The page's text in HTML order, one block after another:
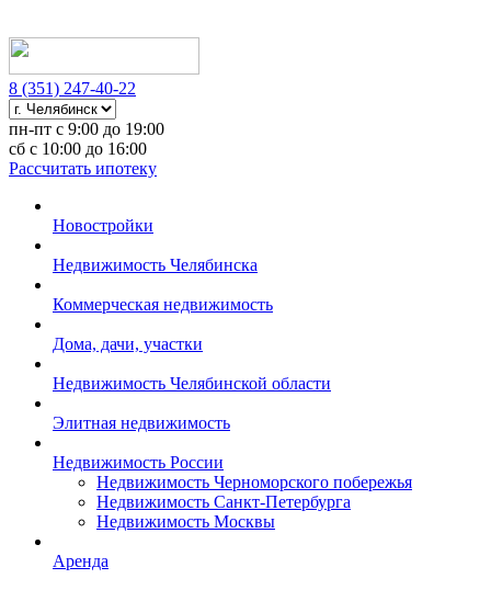
8 (351) 247-40-22
пн-пт с 9:00 до 19:00
сб с 10:00 до 16:00
Рассчитать ипотеку
Новостройки
Недвижимость Челябинска
Коммерческая недвижимость
Дома, дачи, участки
Недвижимость Челябинской области
Элитная недвижимость
Недвижимость России
Недвижимость Черноморского побережья
Недвижимость Санкт-Петербурга
Недвижимость Москвы
Аренда